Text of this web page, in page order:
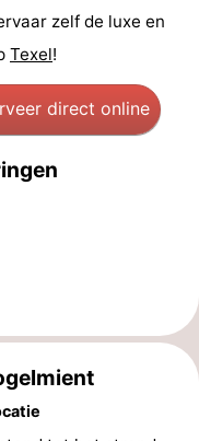
zelf de luxe en
Texel!
direct online